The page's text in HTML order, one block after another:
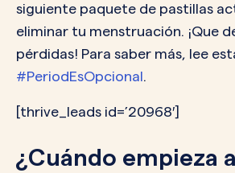
siguiente paquete de pastillas
eliminar tu menstruación. ¡Que
pérdidas! Para saber más, lee
#PeriodEsOpcional.
[thrive_leads id=’20968′]
¿Cuándo empieza a